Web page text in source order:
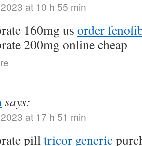
at 10 h 55 min
160mg us order
200mg online cheap
says:
at 17 h 51 min
pilltricor generic